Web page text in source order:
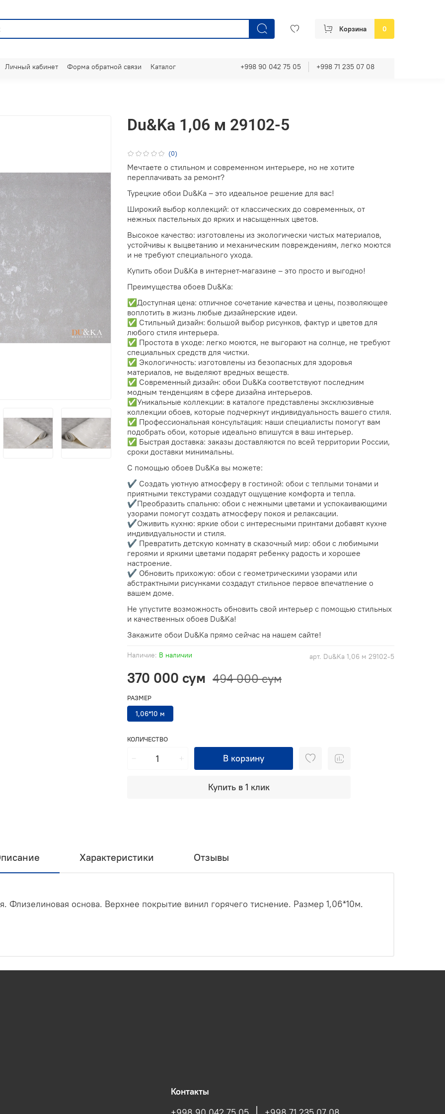
Корзина 0
Личный кабинет Форма обратной связи Каталог +998 90 042 75 05 +998 71 235 07 08
(0)
арт. Du&Ka 1,06 м 29102-5
Наличие: В наличии
Du&Ka 1,06 м 29102-5
370 000 сум 494 000 сум
КОЛИЧЕСТВО
В корзину
Купить в 1 клик
РАЗМЕР
1,06*10 м
Мечтаете о стильном и современном интерьере, но не хотите
переплачивать за ремонт?
Турецкие обои Du&Ka – это идеальное решение для вас!
Широкий выбор коллекций: от классических до современных, от
нежных пастельных до ярких и насыщенных цветов.
Высокое качество: изготовлены из экологически чистых материалов,
устойчивы к выцветанию и механическим повреждениям, легко моются
и не требуют специального ухода.
Купить обои Du&Ka в интернет-магазине – это просто и выгодно!
Преимущества обоев Du&Ka:
✅Доступная цена: отличное сочетание качества и цены, позволяющее
воплотить в жизнь любые дизайнерские идеи.
✅ Стильный дизайн: большой выбор рисунков, фактур и цветов для
любого стиля интерьера.
✅ Простота в уходе: легко моются, не выгорают на солнце, не требуют
специальных средств для чистки.
✅ Экологичность: изготовлены из безопасных для здоровья
материалов, не выделяют вредных веществ.
✅ Современный дизайн: обои Du&Ka соответствуют последним
модным тенденциям в сфере дизайна интерьеров.
✅Уникальные коллекции: в каталоге представлены эксклюзивные
коллекции обоев, которые подчеркнут индивидуальность вашего стиля.
✅ Профессиональная консультация: наши специалисты помогут вам
подобрать обои, которые идеально впишутся в ваш интерьер.
✅ Быстрая доставка: заказы доставляются по всей территории России,
сроки доставки минимальны.
С помощью обоев Du&Ka вы можете:
✔️ Создать уютную атмосферу в гостиной: обои с теплыми тонами и
приятными текстурами создадут ощущение комфорта и тепла.
✔️Преобразить спальню: обои с нежными цветами и успокаивающими
узорами помогут создать атмосферу покоя и релаксации.
✔️Оживить кухню: яркие обои с интересными принтами добавят кухне
индивидуальности и стиля.
✔️ Превратить детскую комнату в сказочный мир: обои с любимыми
героями и яркими цветами подарят ребенку радость и хорошее
настроение.
✔️ Обновить прихожую: обои с геометрическими узорами или
абстрактными рисунками создадут стильное первое впечатление о
вашем доме.
Не упустите возможность обновить свой интерьер с помощью стильных
и качественных обоев Du&Ka!
Закажите обои Du&Ka прямо сейчас на нашем сайте!
Характеристики Отзывы
Флизелиновая основа. Верхнее покрытие винил горячего тиснение. Размер 1,06*10м.
Контакты